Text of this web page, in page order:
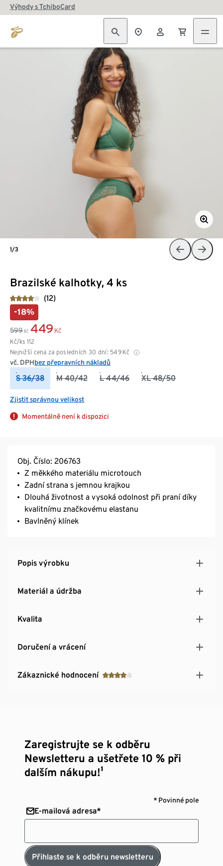
Výhody s TchiboCard
Brazilské kalhotky, 4 ks
(12)
-18%
599 Kč 449 Kč
Kč/ks 112
Nejnižší cena za posledních 30 dní: 549 Kč
vč. DPHbez přepravních nákladů
S 36/38 M 40/42 L 44/46 XL 48/50
Zjistit správnou velikost
Momentálně není k dispozici
1/3
Obj. Číslo: 206763
Z měkkého materiálu microtouch
Zadní strana s jemnou krajkou
Dlouhá životnost a vysoká odolnost při praní díky
kvalitnímu značkovému elastanu
Bavlněný klínek
Popis výrobku
Materiál a údržba
Kvalita
Doručení a vrácení
Zákaznické hodnocení
Zaregistrujte se k odběru
Newsletteru a ušetřete 10 % při
dalším nákupu!¹
* Povinné pole
E-mailová adresa*
Přihlaste se k odběru newsletteru